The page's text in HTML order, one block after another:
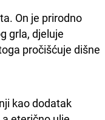
On je prirodno
grla, djeluje
pročišćuje dišne
kao dodatak